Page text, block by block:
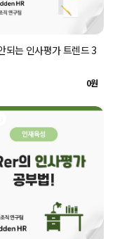
되는 인사평가 트렌드 3
0원